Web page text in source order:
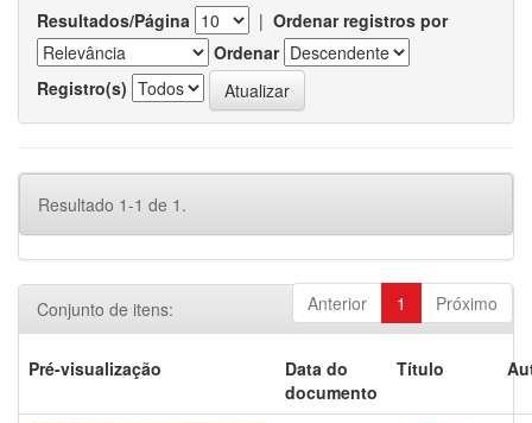
Resultados/Página | Ordenar registros por
Ordenar
Registro(s)
Resultado 1-1 de 1.
Anterior 1 Próximo
Conjunto de itens:
Pré-visualização
Data do
documento
Título